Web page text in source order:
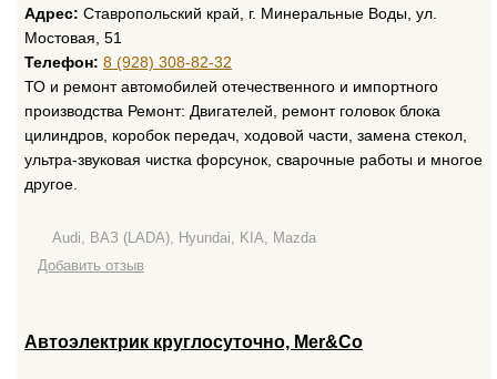
Адрес: Ставропольский край, г. Минеральные Воды, ул.
Мостовая, 51
Телефон: 8 (928) 308-82-32
ТО и ремонт автомобилей отечественного и импортного
производства Ремонт: Двигателей, ремонт головок блока
цилиндров, коробок передач, ходовой части, замена стекол,
ультра-звуковая чистка форсунок, сварочные работы и многое
другое.
Audi, ВАЗ (LADA), Hyundai, KIA, Mazda
Добавить отзыв
Автоэлектрик круглосуточно, Mer&Co